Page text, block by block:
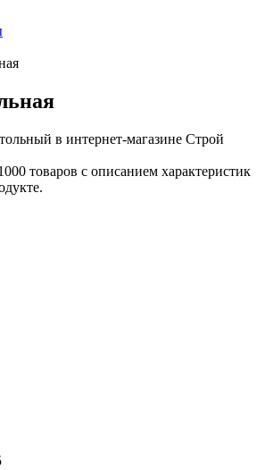
в интернет-магазине Строй
товаров с описанием характеристик